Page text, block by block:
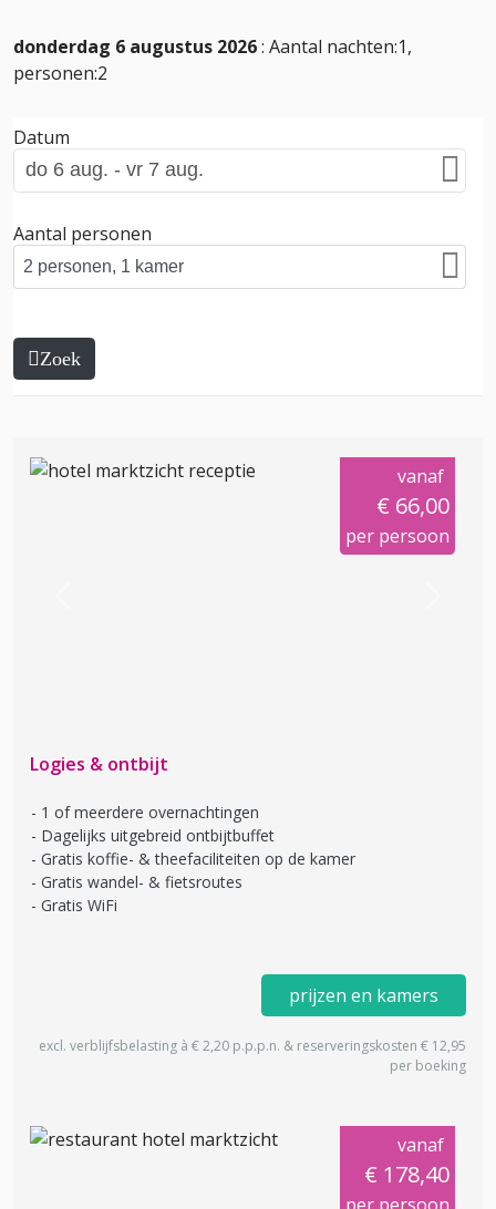
donderdag 6 augustus 2026: Aantal nachten:1,
personen:2
Datum
Aantal personen
Zoek
vanaf
€ 66,00
per persoon
Logies & ontbijt
1 of meerdere overnachtingen
Dagelijks uitgebreid ontbijtbuffet
Gratis koffie- & theefaciliteiten op de kamer
Gratis wandel- & fietsroutes
Gratis WiFi
prijzen en kamers
excl. verblijfsbelasting à € 2,20 p.p.p.n. & reserveringskosten € 12,95
per boeking
vanaf
€ 178,40